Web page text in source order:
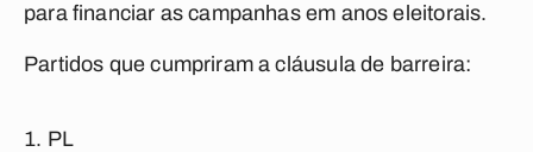
para financiar as campanhas em anos eleitorais.
Partidos que cumpriram a cláusula de barreira:
PL